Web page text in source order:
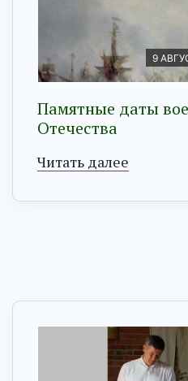
9
Памятные даты
Отечества
Читать далее